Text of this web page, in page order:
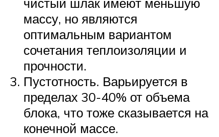
чистый шлак имеют меньшую
массу, но являются
оптимальным вариантом
сочетания теплоизоляции и
прочности.
Пустотность. Варьируется в
пределах 30-40% от объема
блока, что тоже сказывается на
конечной массе.